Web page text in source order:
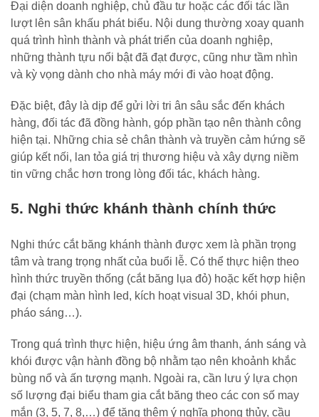
Đại diện doanh nghiệp, chủ đầu tư hoặc các đối tác lần
lượt lên sân khấu phát biểu. Nội dung thường xoay quanh
quá trình hình thành và phát triển của doanh nghiệp,
những thành tựu nổi bật đã đạt được, cũng như tầm nhìn
và kỳ vọng dành cho nhà máy mới đi vào hoạt động.
Đặc biệt, đây là dịp để gửi lời tri ân sâu sắc đến khách
hàng, đối tác đã đồng hành, góp phần tạo nên thành công
hiện tại. Những chia sẻ chân thành và truyền cảm hứng sẽ
giúp kết nối, lan tỏa giá trị thương hiệu và xây dựng niềm
tin vững chắc hơn trong lòng đối tác, khách hàng.
5. Nghi thức khánh thành chính thức
Nghi thức cắt băng khánh thành được xem là phần trọng
tâm và trang trọng nhất của buổi lễ. Có thể thực hiện theo
hình thức truyền thống (cắt băng lụa đỏ) hoặc kết hợp hiện
đại (chạm màn hình led, kích hoạt visual 3D, khói phun,
pháo sáng…).
Trong quá trình thực hiện, hiệu ứng âm thanh, ánh sáng và
khói được vận hành đồng bộ nhằm tạo nên khoảnh khắc
bùng nổ và ấn tượng mạnh. Ngoài ra, cần lưu ý lựa chọn
số lượng đại biểu tham gia cắt băng theo các con số may
mắn (3, 5, 7, 8,…) để tăng thêm ý nghĩa phong thủy, cầu